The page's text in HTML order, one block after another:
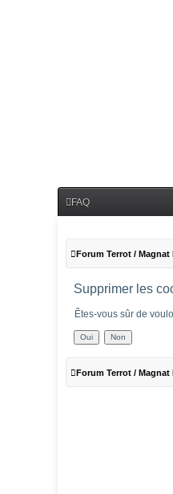
FAQ
Forum Terrot / Magnat
Supprimer les
Êtes-vous sûr de
Forum Terrot / Magnat